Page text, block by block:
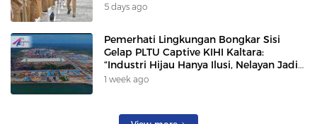
5 days ago
Pemerhati Lingkungan Bongkar Sisi
Gelap PLTU Captive KIHI Kaltara:
“Industri Hijau Hanya Ilusi, Nelayan Jadi
Korban”
1 week ago